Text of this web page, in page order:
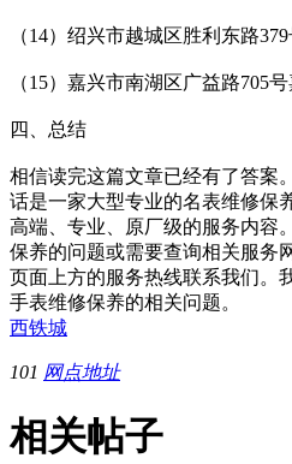
（14）绍兴市越城区胜利东路
（15）嘉兴市南湖区广益路705
四、总结
相信读完这篇文章已经有了答案
话是一家大型专业的名表维修保
高端、专业、原厂级的服务内容
保养的问题或需要查询相关服务
页面上方的服务热线联系我们。
手表维修保养的相关问题。
西铁城
101 网点地址
相关帖子